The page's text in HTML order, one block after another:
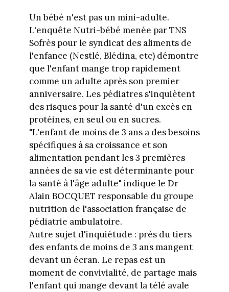
Un bébé n'est pas un mini-adulte.
L'enquête Nutri-bébé menée par TNS
Sofrès pour le syndicat des aliments de
l'enfance (Nestlé, Blédina, etc) démontre
que l'enfant mange trop rapidement
comme un adulte après son premier
anniversaire. Les pédiatres s'inquiètent
des risques pour la santé d'un excès en
protéines, en seul ou en sucres.
"L'enfant de moins de 3 ans a des besoins
spécifiques à sa croissance et son
alimentation pendant les 3 premières
années de sa vie est déterminante pour
la santé à l'âge adulte" indique le Dr
Alain BOCQUET responsable du groupe
nutrition de l'association française de
pédiatrie ambulatoire.
Autre sujet d'inquiétude : près du tiers
des enfants de moins de 3 ans mangent
devant un écran. Le repas est un
moment de convivialité, de partage mais
l'enfant qui mange devant la télé avale